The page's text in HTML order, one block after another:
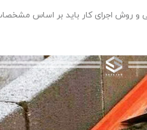
و روش اجرای کار باید بر اساس